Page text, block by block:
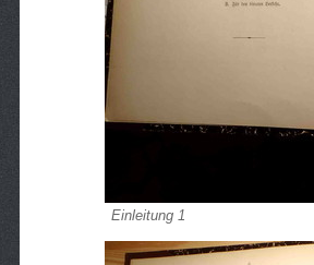
Einleitung 1